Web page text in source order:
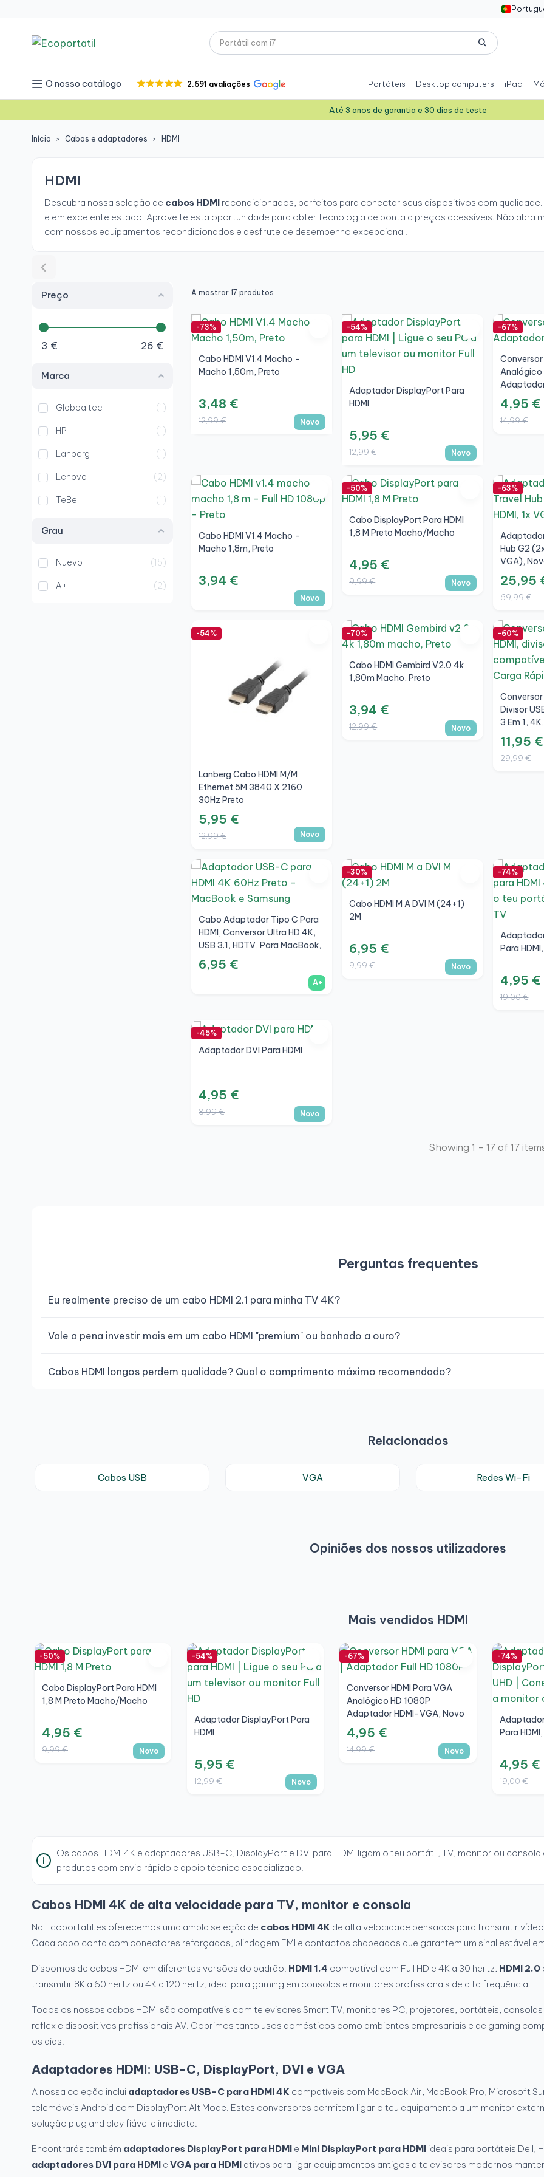
O nosso catálogo 2.691 avaliações Portáteis Desktop computers iPad
Até 3 anos de garantia e 30 dias de teste
Início Cabos e adaptadores HDMI
HDMI
Descubra nossa seleção de cabos HDMI recondicionados, perfeitos para conectar seus dispositivos com
e em excelente estado. Aproveite esta oportunidade para obter tecnologia de ponta a preços acessíveis. Não abra
com nossos equipamentos recondicionados e desfrute de desempenho excepcional.
Preço
3 € 26 €
Marca
Globbaltec 1
HP 1
Lanberg 1
Lenovo 2
TeBe 1
Grau
Nuevo 15
A+ 2
A mostrar 17 produtos
-73%
Cabo HDMI V1.4 Macho -
Macho 1,50m, Preto
3,48 €
12,99 € Novo
-54%
Adaptador DisplayPort Para
HDMI
5,95 €
12,99 € Novo
-67%
Conversor
Analógico
4,95 €
14,99 €
Cabo HDMI V1.4 Macho -
Macho 1,8m, Preto
3,94 €
Novo
-50%
Cabo DisplayPort Para HDMI
1,8 M Preto Macho/Macho
4,95 €
9,99 € Novo
-63%
Hub G2
VGA),
25,95
69,99 €
-54%
Lanberg Cabo HDMI M/M
Ethernet 5M 3840 X 2160
30Hz Preto
5,95 €
12,99 € Novo
-70%
Cabo HDMI Gembird V2.0 4k
1,80m Macho, Preto
3,94 €
12,99 € Novo
-60%
Conversor
Divisor
3 Em 1,
Novo
11,95 €
29,99 €
Cabo Adaptador Tipo C Para
HDMI, Conversor Ultra HD 4K,
USB 3.1, HDTV, Para MacBook,
Samsung, Preto, A+
6,95 €
A+
-30%
Cabo HDMI M A DVI M (24+1)
2M
6,95 €
9,99 € Novo
-74%
Para
4,95 €
19,00 €
-45%
Adaptador DVI Para HDMI
4,95 €
8,99 € Novo
Showing 1 - 17 of 17
Perguntas frequentes
Eu realmente preciso de um cabo HDMI 2.1 para minha TV 4K?
Vale a pena investir mais em um cabo HDMI "premium" ou banhado a ouro?
Cabos HDMI longos perdem qualidade? Qual o comprimento máximo recomendado?
Relacionados
Cabos USB VGA Redes Wi-Fi
Opiniões dos nossos utilizadores
Mais vendidos HDMI
-50%
Cabo DisplayPort Para HDMI
1,8 M Preto Macho/Macho
4,95 €
9,99 € Novo
-54%
Adaptador DisplayPort Para
HDMI
5,95 €
12,99 € Novo
-67%
Conversor HDMI Para VGA
Analógico HD 1080P
Adaptador HDMI-VGA, Novo
4,95 €
14,99 € Novo
-74%
Para
4,95 €
19,00 €
Os cabos HDMI 4K e adaptadores USB-C, DisplayPort e DVI para HDMI ligam o teu portátil, TV, monitor ou
produtos com envio rápido e apoio técnico especializado.
Cabos HDMI 4K de alta velocidade para TV, monitor e consola
Na Ecoportatil.es oferecemos uma ampla seleção de cabos HDMI 4K de alta velocidade pensados para transmitir
Cada cabo conta com conectores reforçados, blindagem EMI e contactos chapeados que garantem um sinal estável
Dispomos de cabos HDMI em diferentes versões do padrão: HDMI 1.4 compatível com Full HD e 4K a 30 hertz, HDMI 2.0
transmitir 8K a 60 hertz ou 4K a 120 hertz, ideal para gaming em consolas e monitores profissionais de alta frequência.
Todos os nossos cabos HDMI são compatíveis com televisores Smart TV, monitores PC, projetores, portáteis,
reflex e dispositivos profissionais AV. Cobrimos tanto usos domésticos como ambientes empresariais e de gaming
os dias.
Adaptadores HDMI: USB-C, DisplayPort, DVI e VGA
A nossa coleção inclui adaptadores USB-C para HDMI 4K compatíveis com MacBook Air, MacBook Pro, Microsoft
telemóveis Android com DisplayPort Alt Mode. Estes conversores permitem ligar o teu equipamento a um monitor
solução plug and play fiável e imediata.
Encontrarás também adaptadores DisplayPort para HDMI e Mini DisplayPort para HDMI ideais para portáteis Dell,
adaptadores DVI para HDMI e VGA para HDMI ativos para ligar equipamentos antigos a televisores modernos